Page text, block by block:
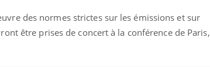
des normes strictes sur les émissions et sur
être prises de concert à la conférence de Paris,